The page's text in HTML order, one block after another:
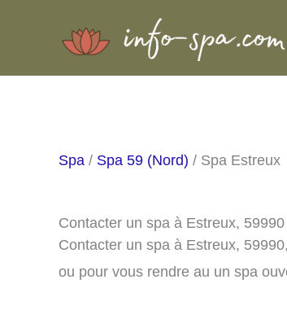
Spa / Spa 59 (Nord) / Spa Estreux
Contacter un spa à Estreux, 59990
Contacter un spa à Estreux,
ou pour vous rendre au un spa